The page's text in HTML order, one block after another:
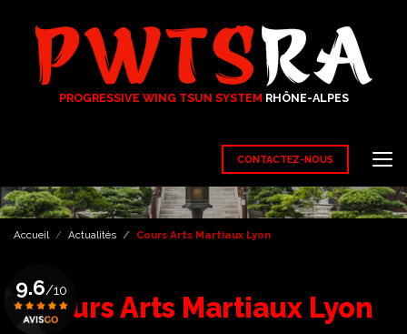
contenu
principal
PROGRESSIVE WING TSUN SYSTEM RHÔNE-ALPES
CONTACTEZ-NOUS
9.6/10
Accueil Actualités Cours Arts Martiaux Lyon
Cours Arts Martiaux Lyon